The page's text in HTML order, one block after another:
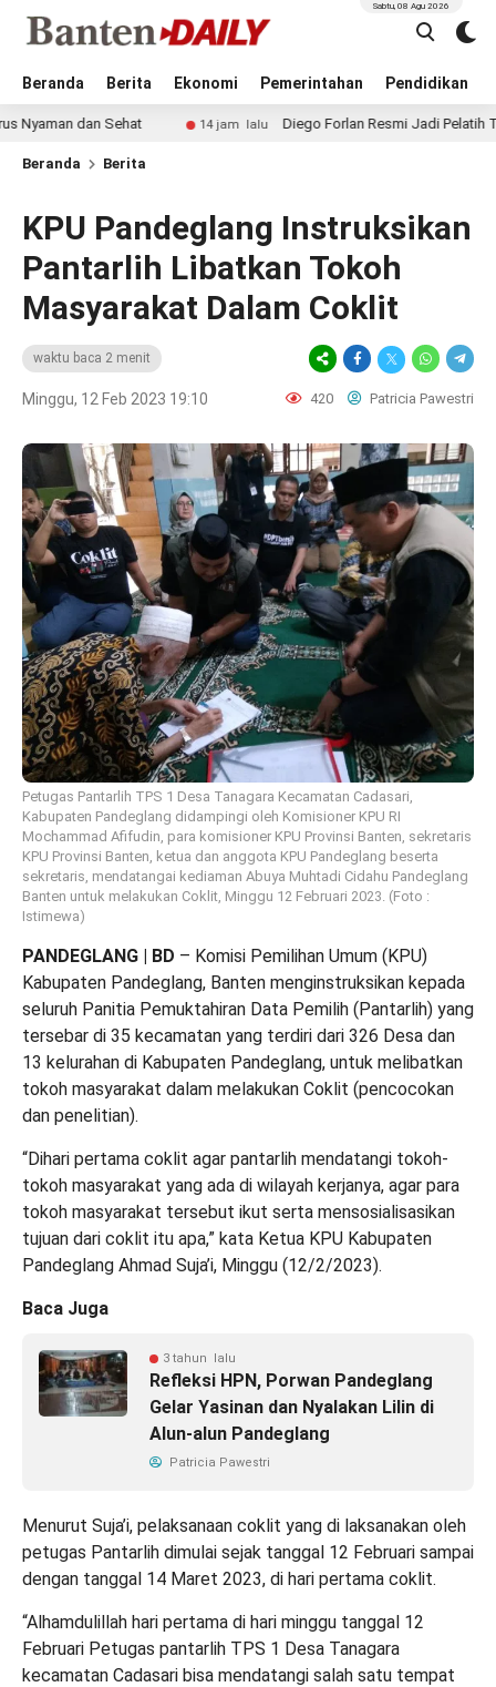
Beranda Berita Ekonomi Pemerintahan Pendidikan
Sabtu, 08 Agu 2026
Sehat 14 jam lalu Diego Forlan Resmi Jadi Pelatih Timnas
Beranda Berita
KPU Pandeglang Instruksikan
Pantarlih Libatkan Tokoh
Masyarakat Dalam Coklit
waktu baca 2 menit
Minggu, 12 Feb 2023 19:10 420 Patricia Pawestri
Petugas Pantarlih TPS 1 Desa Tanagara Kecamatan Cadasari,
Kabupaten Pandeglang didampingi oleh Komisioner KPU RI
Mochammad Afifudin, para komisioner KPU Provinsi Banten, sekretaris
KPU Provinsi Banten, ketua dan anggota KPU Pandeglang beserta
sekretaris, mendatangai kediaman Abuya Muhtadi Cidahu Pandeglang
Banten untuk melakukan Coklit, Minggu 12 Februari 2023. (Foto :
Istimewa)
PANDEGLANG | BD – Komisi Pemilihan Umum (KPU)
Kabupaten Pandeglang, Banten menginstruksikan kepada
seluruh Panitia Pemuktahiran Data Pemilih (Pantarlih) yang
tersebar di 35 kecamatan yang terdiri dari 326 Desa dan
13 kelurahan di Kabupaten Pandeglang, untuk melibatkan
tokoh masyarakat dalam melakukan Coklit (pencocokan
dan penelitian).
“Dihari pertama coklit agar pantarlih mendatangi tokoh-
tokoh masyarakat yang ada di wilayah kerjanya, agar para
tokoh masyarakat tersebut ikut serta mensosialisasikan
tujuan dari coklit itu apa,” kata Ketua KPU Kabupaten
Pandeglang Ahmad Suja’i, Minggu (12/2/2023).
Baca Juga
3 tahun lalu
Refleksi HPN, Porwan Pandeglang
Gelar Yasinan dan Nyalakan Lilin di
Alun-alun Pandeglang
Patricia Pawestri
Menurut Suja’i, pelaksanaan coklit yang di laksanakan oleh
petugas Pantarlih dimulai sejak tanggal 12 Februari sampai
dengan tanggal 14 Maret 2023, di hari pertama coklit.
“Alhamdulillah hari pertama di hari minggu tanggal 12
Februari Petugas pantarlih TPS 1 Desa Tanagara
kecamatan Cadasari bisa mendatangi salah satu tempat